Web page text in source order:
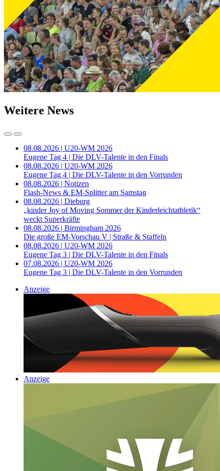
Weitere News
08.08.2026 | U20-WM 2026
Eugene Tag 4 | Die DLV-Talente in den Finals
08.08.2026 | U20-WM 2026
Eugene Tag 4 | Die DLV-Talente in den Vorrunden
08.08.2026 | Notizen
Flash-News & EM-Splitter am Samstag
08.08.2026 | Dieburg
„kinder Joy of Moving Sommer der Kinderleichtathletik“
weckt Superkräfte
08.08.2026 | Birmingham 2026
Die große EM-Vorschau V | Straße & Staffeln
08.08.2026 | U20-WM 2026
Eugene Tag 3 | Die DLV-Talente in den Finals
07.08.2026 | U20-WM 2026
Eugene Tag 3 | Die DLV-Talente in den Vorrunden
Anzeige
Anzeige